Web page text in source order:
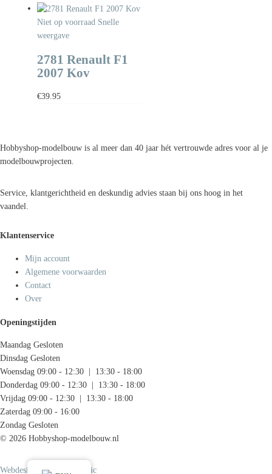
Niet op voorraad Snelle
weergave
2781 Renault F1
2007 Kov
€39.95
Hobbyshop-modelbouw is al meer dan 40 jaar hét vertrouwde adres voor al je
modelbouwprojecten.
Service, klantgerichtheid en deskundig advies staan bij ons hoog in het
vaandel.
Klantenservice
Mijn account
Algemene voorwaarden
Contact
Over
Openingstijden
Maandag Gesloten
Dinsdag Gesloten
Woensdag 09:00 - 12:30 | 13:30 - 18:00
Donderdag 09:00 - 12:30 | 13:30 - 18:00
Vrijdag 09:00 - 12:30 | 13:30 - 18:00
Zaterdag 09:00 - 16:00
Zondag Gesloten
© 2026 Hobbyshop-modelbouw.nl
Webdesign door Systemedic